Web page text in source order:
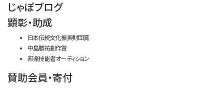
じゃぽブログ
顕彰・助成
日本伝統文化振興財団賞
中島勝祐創作賞
邦楽技能者オーディション
賛助会員・寄付